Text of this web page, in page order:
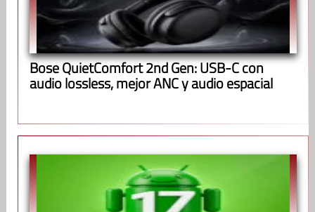
Bose QuietComfort 2nd Gen: USB-C con
audio lossless, mejor ANC y audio espacial